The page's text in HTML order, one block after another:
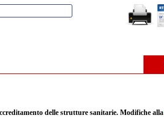
delle strutture sanitarie. Modifiche alla